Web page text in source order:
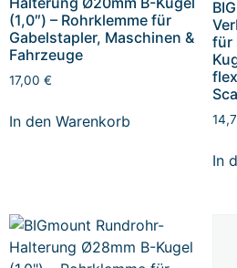
(1,0″) – Rohrklemme für
Gabelstapler, Maschinen &
Fahrzeuge
17,00 €
In den Warenkorb
für
In